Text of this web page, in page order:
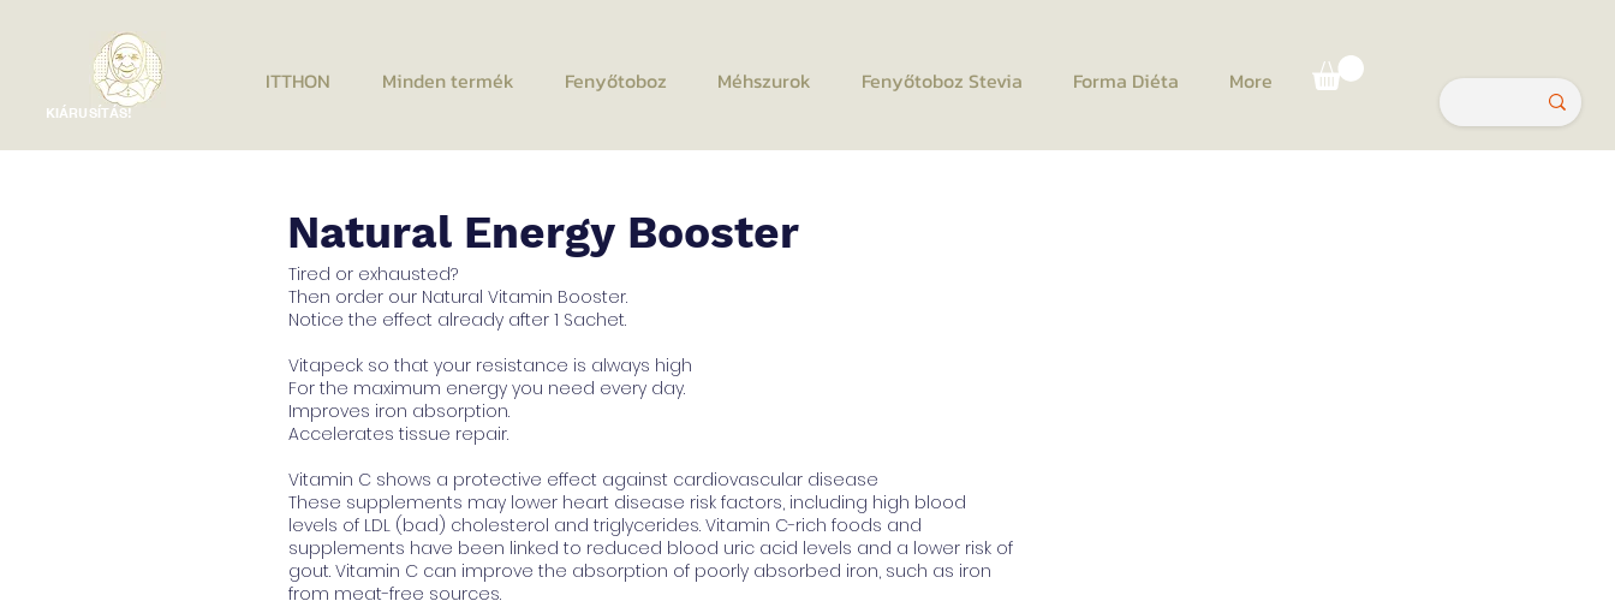
KIÁRUSÍTÁS!
ITTHON Minden termék Fenyőtoboz Méhszurok Fenyőtoboz Stevia Forma Diéta More
Natural Energy Booster
Tired or exhausted?
Then order our Natural Vitamin Booster.
Notice the effect already after 1 Sachet.
Vitapeck so that your resistance is always high
For the maximum energy you need every day.
Improves iron absorption.
Accelerates tissue repair.
Vitamin C shows a protective effect against cardiovascular disease
These supplements may lower heart disease risk factors, including high blood
levels of LDL (bad) cholesterol and triglycerides. Vitamin C-rich foods and
supplements have been linked to reduced blood uric acid levels and a lower risk of
gout. Vitamin C can improve the absorption of poorly absorbed iron, such as iron
from meat-free sources.